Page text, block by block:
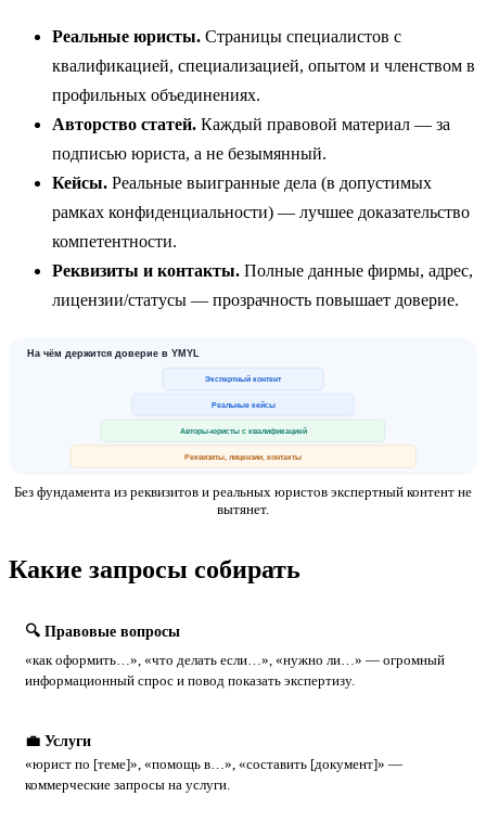
Реальные юристы. Страницы специалистов с
квалификацией, специализацией, опытом и членством в
профильных объединениях.
Авторство статей. Каждый правовой материал — за
подписью юриста, а не безымянный.
Кейсы. Реальные выигранные дела (в допустимых
рамках конфиденциальности) — лучшее доказательство
компетентности.
Реквизиты и контакты. Полные данные фирмы, адрес,
лицензии/статусы — прозрачность повышает доверие.
На чём держится доверие в YMYL
Экспертный контент
Реальные кейсы
Авторы-юристы с квалификацией
Реквизиты, лицензии, контакты
Без фундамента из реквизитов и реальных юристов экспертный контент не
вытянет.
Какие запросы собирать
🔍 Правовые вопросы
«как оформить…», «что делать если…», «нужно ли…» — огромный
информационный спрос и повод показать экспертизу.
💼 Услуги
«юрист по [теме]», «помощь в…», «составить [документ]» —
коммерческие запросы на услуги.